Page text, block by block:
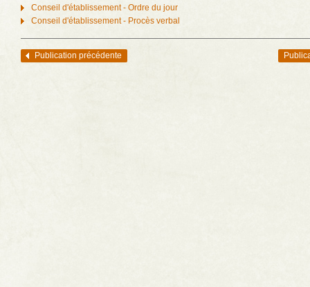
Conseil d'établissement - Ordre du jour
Conseil d'établissement - Procès verbal
Navigation des articles
Publication précédente